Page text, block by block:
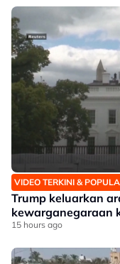
VIDEO TERKINI &
Trump keluarkan
kewarganegaraan
15 hours ago